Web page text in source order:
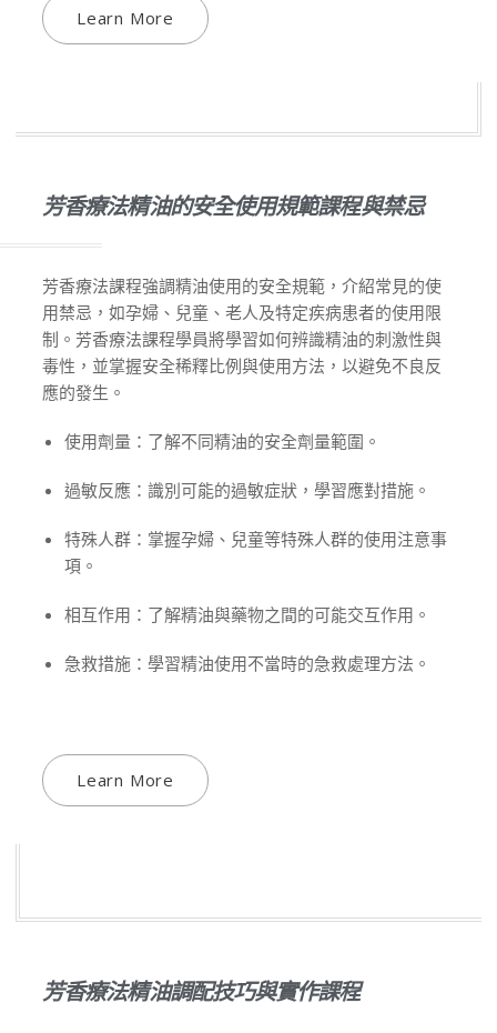
Learn More
芳香療法精油的安全使用規範課程與禁忌
芳香療法課程強調精油使用的安全規範，介紹常見的使
用禁忌，如孕婦、兒童、老人及特定疾病患者的使用限
制。芳香療法課程學員將學習如何辨識精油的刺激性與
毒性，並掌握安全稀釋比例與使用方法，以避免不良反
應的發生。
使用劑量：了解不同精油的安全劑量範圍。
過敏反應：識別可能的過敏症狀，學習應對措施。
特殊人群：掌握孕婦、兒童等特殊人群的使用注意事
項。
相互作用：了解精油與藥物之間的可能交互作用。
急救措施：學習精油使用不當時的急救處理方法。
Learn More
芳香療法精油調配技巧與實作課程